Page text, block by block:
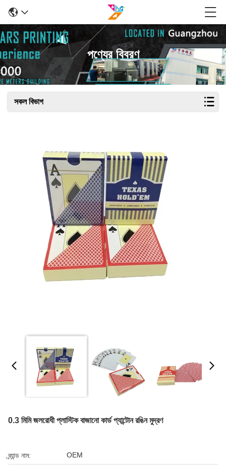
পণ্যের বিবরণ
সকল বিভাগ
0.3 মিমি জলরোধী প্লাস্টিক বাজানো কার্ড প্যান্টোন রঙিন মুদ্রণ
ব্র্যান্ড নাম: OEM